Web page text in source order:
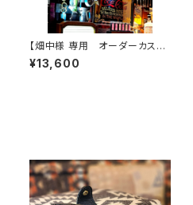
【畑中様 専用 オーダーカスタ
ム一式
¥13,600